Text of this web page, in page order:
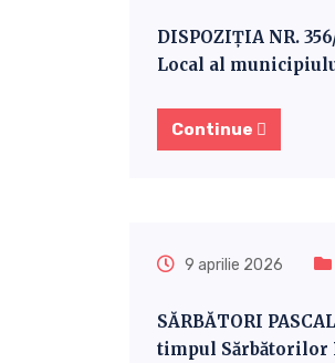
DISPOZIȚIA NR.
Local al
Continue
9 aprilie 2026
SĂRBĂTORI
timpul Sărbătorilor